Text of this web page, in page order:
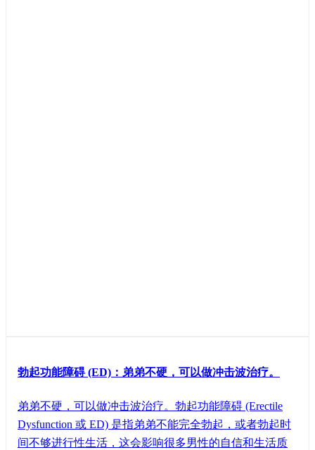
勃起功能障碍 (ED)：弟弟不硬，可以做冲击波治疗。
弟弟不硬，可以做冲击波治疗。勃起功能障碍 (Erectile
Dysfunction 或 ED) 是指弟弟不能完全勃起，或者勃起时
间不够进行性生活，这会影响很多男性的自信和生活质